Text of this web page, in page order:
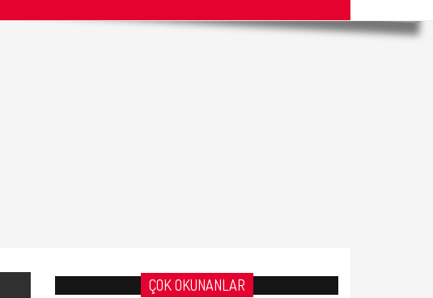
ÇOK OKUNANLAR